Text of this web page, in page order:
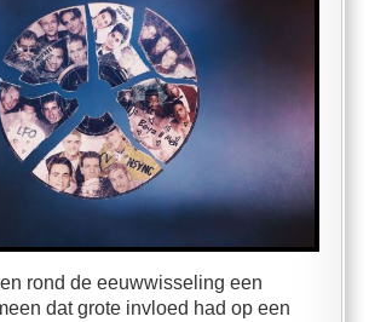
rond de eeuwwisseling een
dat grote invloed had op een